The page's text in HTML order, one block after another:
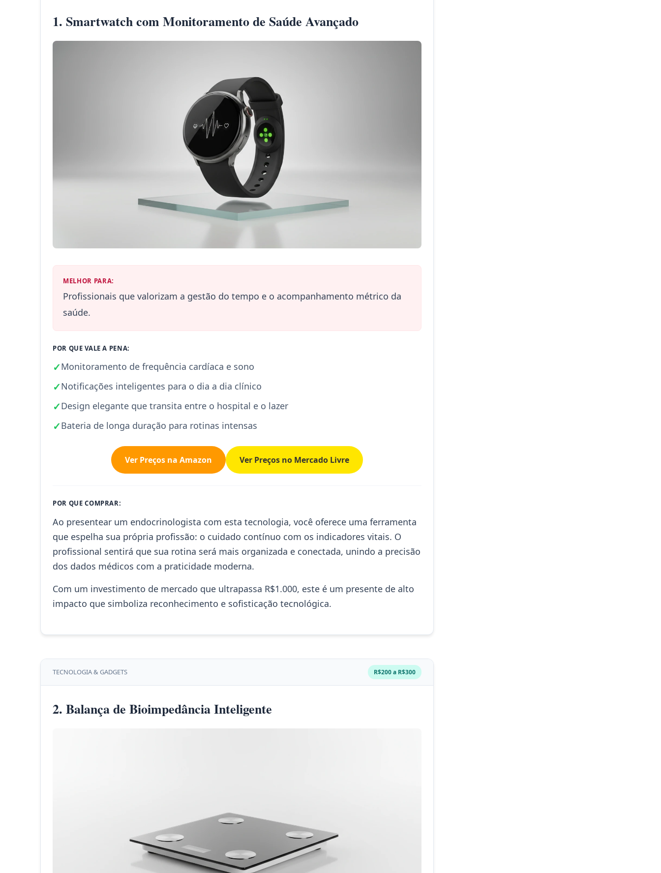
1. Smartwatch com Monitoramento de Saúde Avançado
MELHOR PARA:
Profissionais que valorizam a gestão do tempo e o acompanhamento métrico da
saúde.
POR QUE VALE A PENA:
✓Monitoramento de frequência cardíaca e sono
✓Notificações inteligentes para o dia a dia clínico
✓Design elegante que transita entre o hospital e o lazer
✓Bateria de longa duração para rotinas intensas
Ver Preços na Amazon Ver Preços no Mercado Livre
POR QUE COMPRAR:
Ao presentear um endocrinologista com esta tecnologia, você oferece uma ferramenta
que espelha sua própria profissão: o cuidado contínuo com os indicadores vitais. O
profissional sentirá que sua rotina será mais organizada e conectada, unindo a precisão
dos dados médicos com a praticidade moderna.
Com um investimento de mercado que ultrapassa R$1.000, este é um presente de alto
impacto que simboliza reconhecimento e sofisticação tecnológica.
TECNOLOGIA & GADGETS R$200 a R$300
2. Balança de Bioimpedância Inteligente